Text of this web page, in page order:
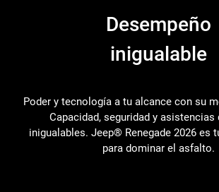
Desempeño
inigualable
Poder y tecnología a tu alcance con su
Capacidad, seguridad y asistencias
inigualables. Jeep® Renegade 2026 es
para dominar el asfalto.